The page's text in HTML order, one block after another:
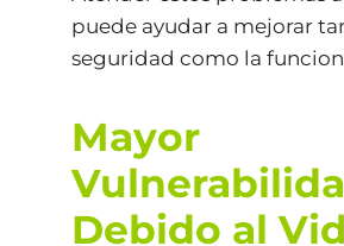
puede ayudar a mejorar
seguridad como la
Mayor
Debido al